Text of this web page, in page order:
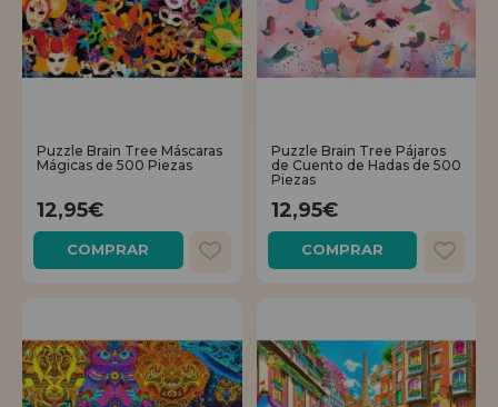
Puzzle Brain Tree Máscaras
Mágicas de 500 Piezas
12,95€
COMPRAR
Puzzle Brain Tree Pájaros
de Cuento de Hadas de 500
Piezas
12,95€
COMPRAR